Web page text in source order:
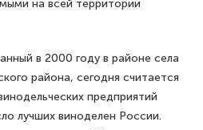
на всей территории
в 2000 году в районе села
района, сегодня считается
предприятий
лучших виноделен России.